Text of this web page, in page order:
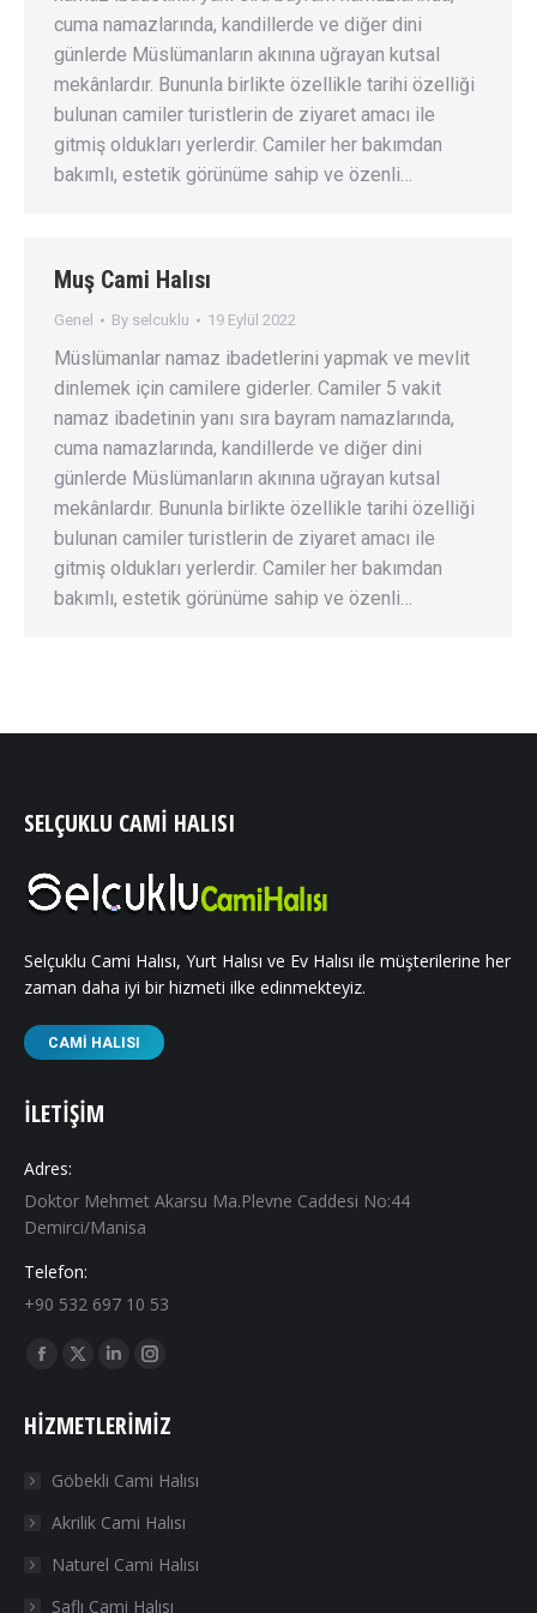
cuma namazlarında, kandillerde ve diğer dini
günlerde Müslümanların akınına uğrayan kutsal
mekânlardır. Bununla birlikte özellikle tarihi özelliği
bulunan camiler turistlerin de ziyaret amacı ile
gitmiş oldukları yerlerdir. Camiler her bakımdan
bakımlı, estetik görünüme sahip ve özenli…
Muş Cami Halısı
Genel By selcuklu 19 Eylül 2022
Müslümanlar namaz ibadetlerini yapmak ve mevlit
dinlemek için camilere giderler. Camiler 5 vakit
namaz ibadetinin yanı sıra bayram namazlarında,
cuma namazlarında, kandillerde ve diğer dini
günlerde Müslümanların akınına uğrayan kutsal
mekânlardır. Bununla birlikte özellikle tarihi özelliği
bulunan camiler turistlerin de ziyaret amacı ile
gitmiş oldukları yerlerdir. Camiler her bakımdan
bakımlı, estetik görünüme sahip ve özenli…
SELÇUKLU CAMI HALISI
Selçuklu Cami Halısı, Yurt Halısı ve Ev Halısı ile müşterilerine her
zaman daha iyi bir hizmeti ilke edinmekteyiz.
CAMI HALISI
İLETIŞIM
Adres:
Doktor Mehmet Akarsu Ma.Plevne Caddesi No:44
Demirci/Manisa
Telefon:
+90 532 697 10 53
Find us on:
Facebook
opens
new
window
X
opens
new
window
Linkedin
opens
new
window
Instagram
opens
new
window
HIZMETLERIMIZ
Göbekli Cami Halısı
Akrilik Cami Halısı
Naturel Cami Halısı
Saflı Cami Halısı